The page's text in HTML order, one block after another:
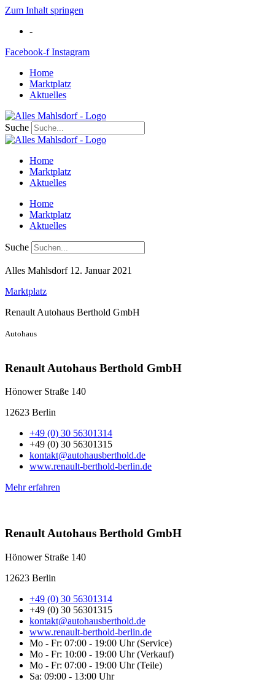
Zum Inhalt springen
-
Facebook-f Instagram
Home
Marktplatz
Aktuelles
Suche
Home
Marktplatz
Aktuelles
Home
Marktplatz
Aktuelles
Suche
Alles Mahlsdorf 12. Januar 2021
Marktplatz
Renault Autohaus Berthold GmbH
Autohaus
Renault Autohaus Berthold GmbH
Hönower Straße 140
12623 Berlin
+49 (0) 30 56301314
+49 (0) 30 56301315
kontakt@autohausberthold.de
www.renault-berthold-berlin.de
Mehr erfahren
Renault Autohaus Berthold GmbH
Hönower Straße 140
12623 Berlin
+49 (0) 30 56301314
+49 (0) 30 56301315
kontakt@autohausberthold.de
www.renault-berthold-berlin.de
Mo - Fr: 07:00 - 19:00 Uhr (Service)
Mo - Fr: 10:00 - 19:00 Uhr (Verkauf)
Mo - Fr: 07:00 - 19:00 Uhr (Teile)
Sa: 09:00 - 13:00 Uhr